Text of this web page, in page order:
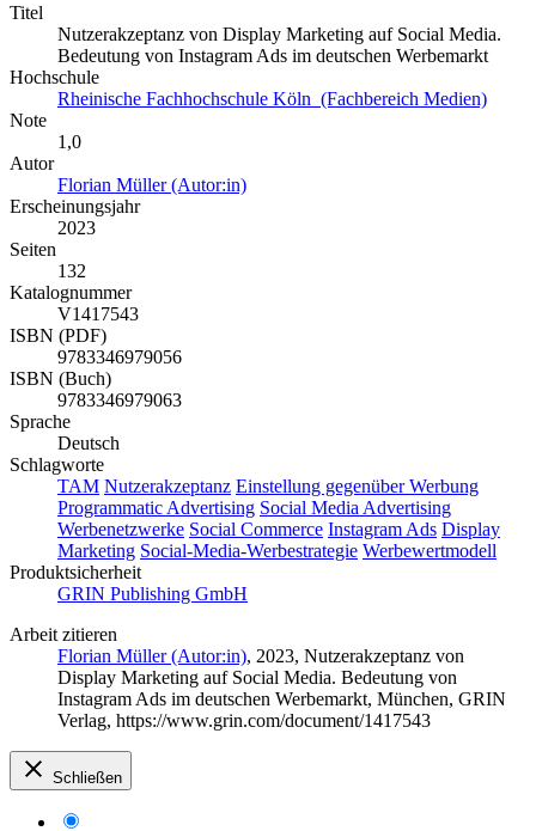
Titel
Nutzerakzeptanz von Display Marketing auf Social Media.
Bedeutung von Instagram Ads im deutschen Werbemarkt
Hochschule
Rheinische Fachhochschule Köln (Fachbereich Medien)
Note
1,0
Autor
Florian Müller (Autor:in)
Erscheinungsjahr
2023
Seiten
132
Katalognummer
V1417543
ISBN (PDF)
9783346979056
ISBN (Buch)
9783346979063
Sprache
Deutsch
Schlagworte
TAM Nutzerakzeptanz Einstellung gegenüber Werbung
Programmatic Advertising Social Media Advertising
Werbenetzwerke Social Commerce Instagram Ads Display
Marketing Social-Media-Werbestrategie Werbewertmodell
Produktsicherheit
GRIN Publishing GmbH
Arbeit zitieren
Florian Müller (Autor:in), 2023, Nutzerakzeptanz von
Display Marketing auf Social Media. Bedeutung von
Instagram Ads im deutschen Werbemarkt, München, GRIN
Verlag, https://www.grin.com/document/1417543
Schließen